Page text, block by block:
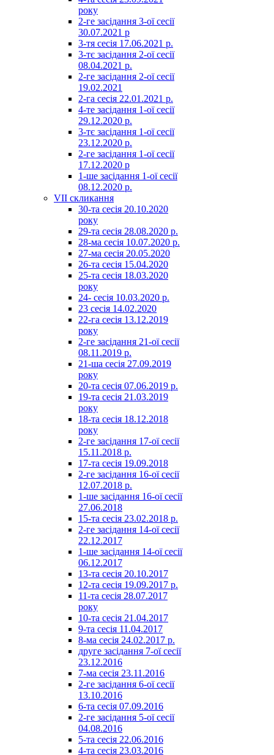
року
2-ге засідання 3-ої сесії
30.07.2021 р
3-тя сесія 17.06.2021 р.
3-тє засідання 2-ої сесії
08.04.2021 р.
2-ге засідання 2-ої сесії
19.02.2021
2-га сесія 22.01.2021 р.
4-те засідання 1-ої сесії
29.12.2020 р.
3-тє засідання 1-ої сесії
23.12.2020 р.
2-ге засідання 1-ої сесії
17.12.2020 р
1-ше засідання 1-ої сесії
08.12.2020 р.
VII скликання
30-та сесія 20.10.2020
року
29-та сесія 28.08.2020 р.
28-ма сесія 10.07.2020 р.
27-ма сесія 20.05.2020
26-та сесія 15.04.2020
25-та сесія 18.03.2020
року
24- сесія 10.03.2020 р.
23 сесія 14.02.2020
22-га сесія 13.12.2019
року
2-ге засідання 21-ої сесії
08.11.2019 р.
21-ша сесія 27.09.2019
року
20-та сесія 07.06.2019 р.
19-та сесія 21.03.2019
року
18-та сесія 18.12.2018
року
2-ге засідання 17-ої сесії
15.11.2018 р.
17-та сесія 19.09.2018
2-ге засідання 16-ої сесії
12.07.2018 р.
1-ше засідання 16-ої сесії
27.06.2018
15-та сесія 23.02.2018 р.
2-ге засідання 14-ої сесії
22.12.2017
1-ше засідання 14-ої сесії
06.12.2017
13-та сесія 20.10.2017
12-та сесія 19.09.2017 р.
11-та сесія 28.07.2017
року
10-та сесія 21.04.2017
9-та сесія 11.04.2017
8-ма сесія 24.02.2017 р.
друге засідання 7-ої сесії
23.12.2016
7-ма сесія 23.11.2016
2-ге засідання 6-ої сесії
13.10.2016
6-та сесія 07.09.2016
2-ге засідання 5-ої сесії
04.08.2016
5-та сесія 22.06.2016
4-та сесія 23.03.2016